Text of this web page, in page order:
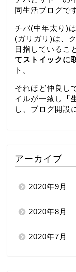
同生活ブログで
チバ(中年太り)
(ガリガリ)は、
目指しているこ
てストイックに
ト。
それほど仲良し
イルが一致し
「
し、ブログ開設
アーカイブ
2020年9月
2020年8月
2020年7月